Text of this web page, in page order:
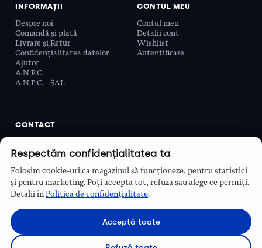
INFORMAȚII
Despre noi
Comandă și plată
Livrare și Retur
Confidențialitatea datelor
Ajutor
A.N.P.C.
A.N.P.C. - SAL
CONTUL MEU
Contul meu
Detalii cont
Wishlist
Autentificare
CONTACT
Sector 6, București, România
Program
Luni–Vineri, 9:00 – 16:00
Respectăm confidențialitatea ta
Folosim cookie-uri ca magazinul să funcționeze, pentru statistici
și pentru marketing. Poți accepta tot, refuza sau alege ce permiți.
Detalii înPolitica de confidențialitate.
Acceptă toate